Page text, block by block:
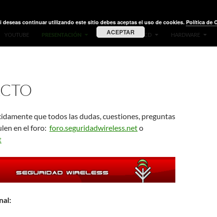
YOUTUBE PRESENTACIÓN VIDEOS LIVE CD HARDWARE
que todos las dudas, cuestiones, preguntas
en el foro: foro.seguridadwireless.neto
deseas continuar utilizando este sitio debes aceptas el uso de cookies. Política de
ACEPTAR